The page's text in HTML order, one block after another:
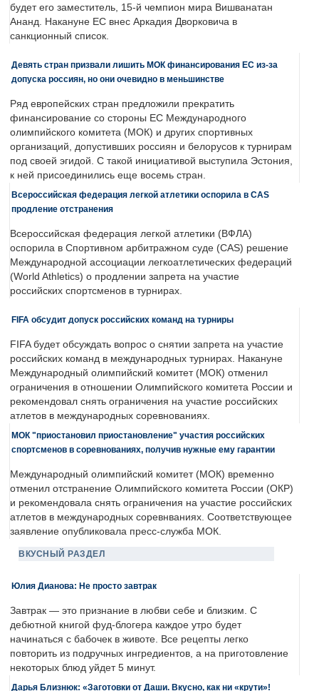
будет его заместитель, 15-й чемпион мира Вишванатан
Ананд. Накануне ЕС внес Аркадия Дворковича в
санкционный список.
Девять стран призвали лишить МОК финансирования ЕС из-за
допуска россиян, но они очевидно в меньшинстве
Ряд европейских стран предложили прекратить
финансирование со стороны ЕС Международного
олимпийского комитета (МОК) и других спортивных
организаций, допустивших россиян и белорусов к турнирам
под своей эгидой. С такой инициативой выступила Эстония,
к ней присоединились еще восемь стран.
Всероссийская федерация легкой атлетики оспорила в CAS
продление отстранения
Всероссийская федерация легкой атлетики (ВФЛА)
оспорила в Спортивном арбитражном суде (CAS) решение
Международной ассоциации легкоатлетических федераций
(World Athletics) о продлении запрета на участие
российских спортсменов в турнирах.
FIFA обсудит допуск российских команд на турниры
FIFA будет обсуждать вопрос о снятии запрета на участие
российских команд в международных турнирах. Накануне
Международный олимпийский комитет (МОК) отменил
ограничения в отношении Олимпийского комитета России и
рекомендовал снять ограничения на участие российских
атлетов в международных соревнованиях.
МОК "приостановил приостановление" участия российских
спортсменов в соревнованиях, получив нужные ему гарантии
Международный олимпийский комитет (МОК) временно
отменил отстранение Олимпийского комитета России (ОКР)
и рекомендовала снять ограничения на участие российских
атлетов в международных соревнваниях. Соответствующее
заявление опубликовала пресс-служба МОК.
ВКУСНЫЙ РАЗДЕЛ
Юлия Дианова: Не просто завтрак
Завтрак — это признание в любви себе и близким. С
дебютной книгой фуд-блогера каждое утро будет
начинаться с бабочек в животе. Все рецепты легко
повторить из подручных ингредиентов, а на приготовление
некоторых блюд уйдет 5 минут.
Дарья Близнюк: «Заготовки от Даши. Вкусно, как ни «крути»!